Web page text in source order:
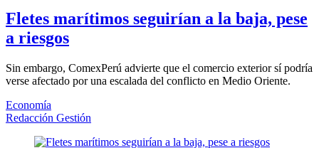
Fletes marítimos seguirían a la baja, pese
a riesgos
Sin embargo, ComexPerú advierte que el comercio exterior sí podría
verse afectado por una escalada del conflicto en Medio Oriente.
Economía
Redacción Gestión